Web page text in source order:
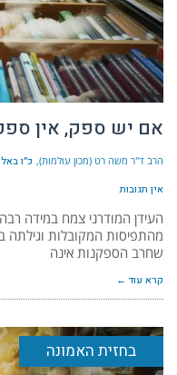
אם יש ספק, אין
הרב ד"ר משה רט (מכון עולמות) כ״ו
אין תגובות
העידן המודרני צמח במידה
מהתפיסות המקובלות וגילתה
שחרב הספקנות אינה
קרא עוד ←
בחזית האמונה